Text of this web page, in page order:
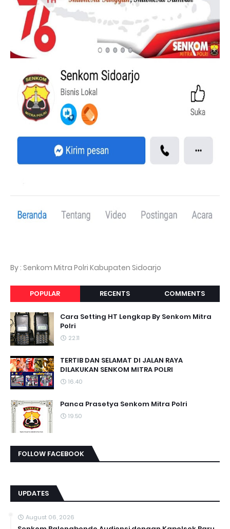
By : Senkom Mitra Polri Kabupaten Sidoarjo
POPULAR RECENTS COMMENTS
Cara Setting HT Lengkap By Senkom Mitra
Polri
22.11
TERTIB DAN SELAMAT DI JALAN RAYA
DILAKUKAN SENKOM MITRA POLRI
16.40
Panca Prasetya Senkom Mitra Polri
19.50
FOLLOW FACEBOOK
UPDATES
August 06, 2026